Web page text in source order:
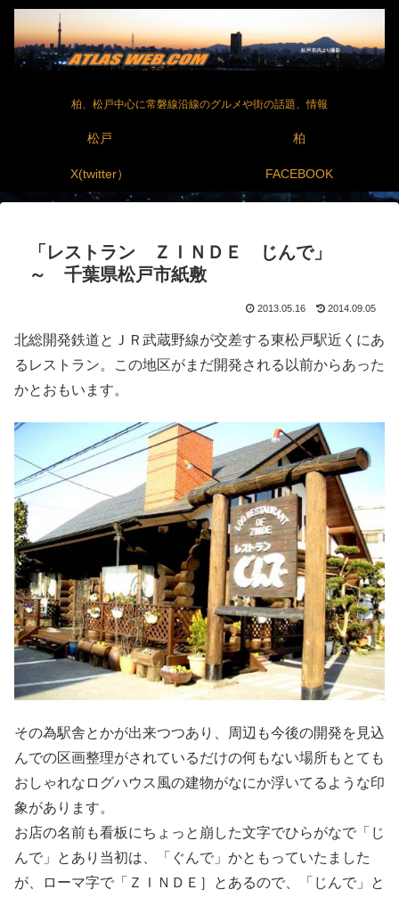
柏、松戸中心に常磐線沿線のグルメや街の話題、情報
松戸 柏
X(twitter） FACEBOOK
「レストラン ＺＩＮＤＥ じんで」
～ 千葉県松戸市紙敷
2013.05.16 2014.09.05
北総開発鉄道とＪＲ武蔵野線が交差する東松戸駅近くにあ
るレストラン。この地区がまだ開発される以前からあった
かとおもいます。
その為駅舎とかが出来つつあり、周辺も今後の開発を見込
んでの区画整理がされているだけの何もない場所もとても
おしゃれなログハウス風の建物がなにか浮いてるような印
象があります。
お店の名前も看板にちょっと崩した文字でひらがなで「じ
んで」とあり当初は、「ぐんで」かともっていたました
が、ローマ字で「ＺＩＮＤＥ］とあるので、「じんで」と